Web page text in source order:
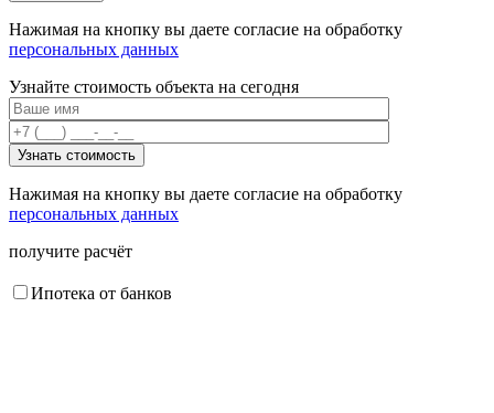
Нажимая на кнопку вы даете согласие на обработку
персональных данных
Узнайте стоимость объекта на сегодня
Нажимая на кнопку вы даете согласие на обработку
персональных данных
получите расчёт
Ипотека от банков